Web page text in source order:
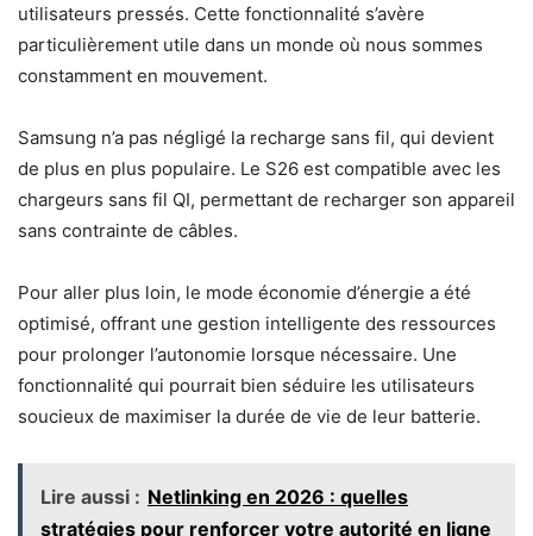
utilisateurs pressés. Cette fonctionnalité s’avère
particulièrement utile dans un monde où nous sommes
constamment en mouvement.
Samsung n’a pas négligé la recharge sans fil, qui devient
de plus en plus populaire. Le S26 est compatible avec les
chargeurs sans fil QI, permettant de recharger son appareil
sans contrainte de câbles.
Pour aller plus loin, le mode économie d’énergie a été
optimisé, offrant une gestion intelligente des ressources
pour prolonger l’autonomie lorsque nécessaire. Une
fonctionnalité qui pourrait bien séduire les utilisateurs
soucieux de maximiser la durée de vie de leur batterie.
Lire aussi : Netlinking en 2026 : quelles
stratégies pour renforcer votre autorité en ligne